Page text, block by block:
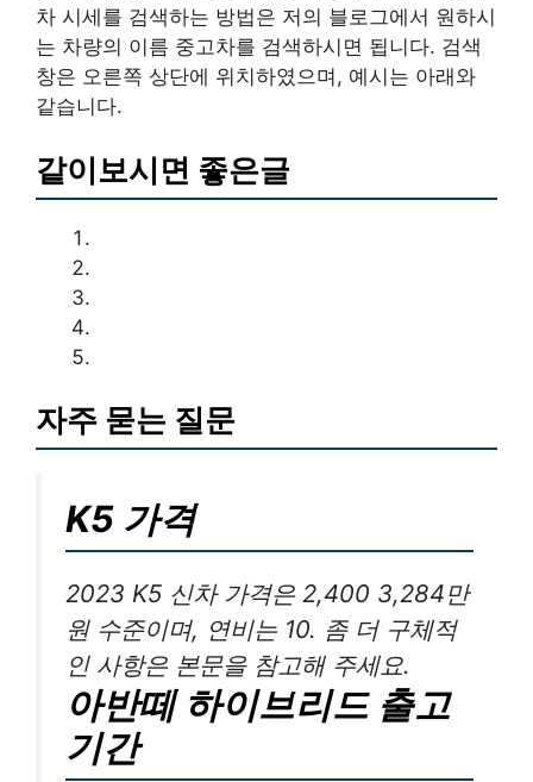
차 시세를 검색하는 방법은 저의 블로그에서 원하시
는 차량의 이름 중고차를 검색하시면 됩니다. 검색
창은 오른쪽 상단에 위치하였으며, 예시는 아래와
같습니다.
같이보시면 좋은글
자주 묻는 질문
K5 가격
2023 K5 신차 가격은 2,400 3,284만
원 수준이며, 연비는 10. 좀 더 구체적
인 사항은 본문을 참고해 주세요.
아반떼 하이브리드 출고
기간